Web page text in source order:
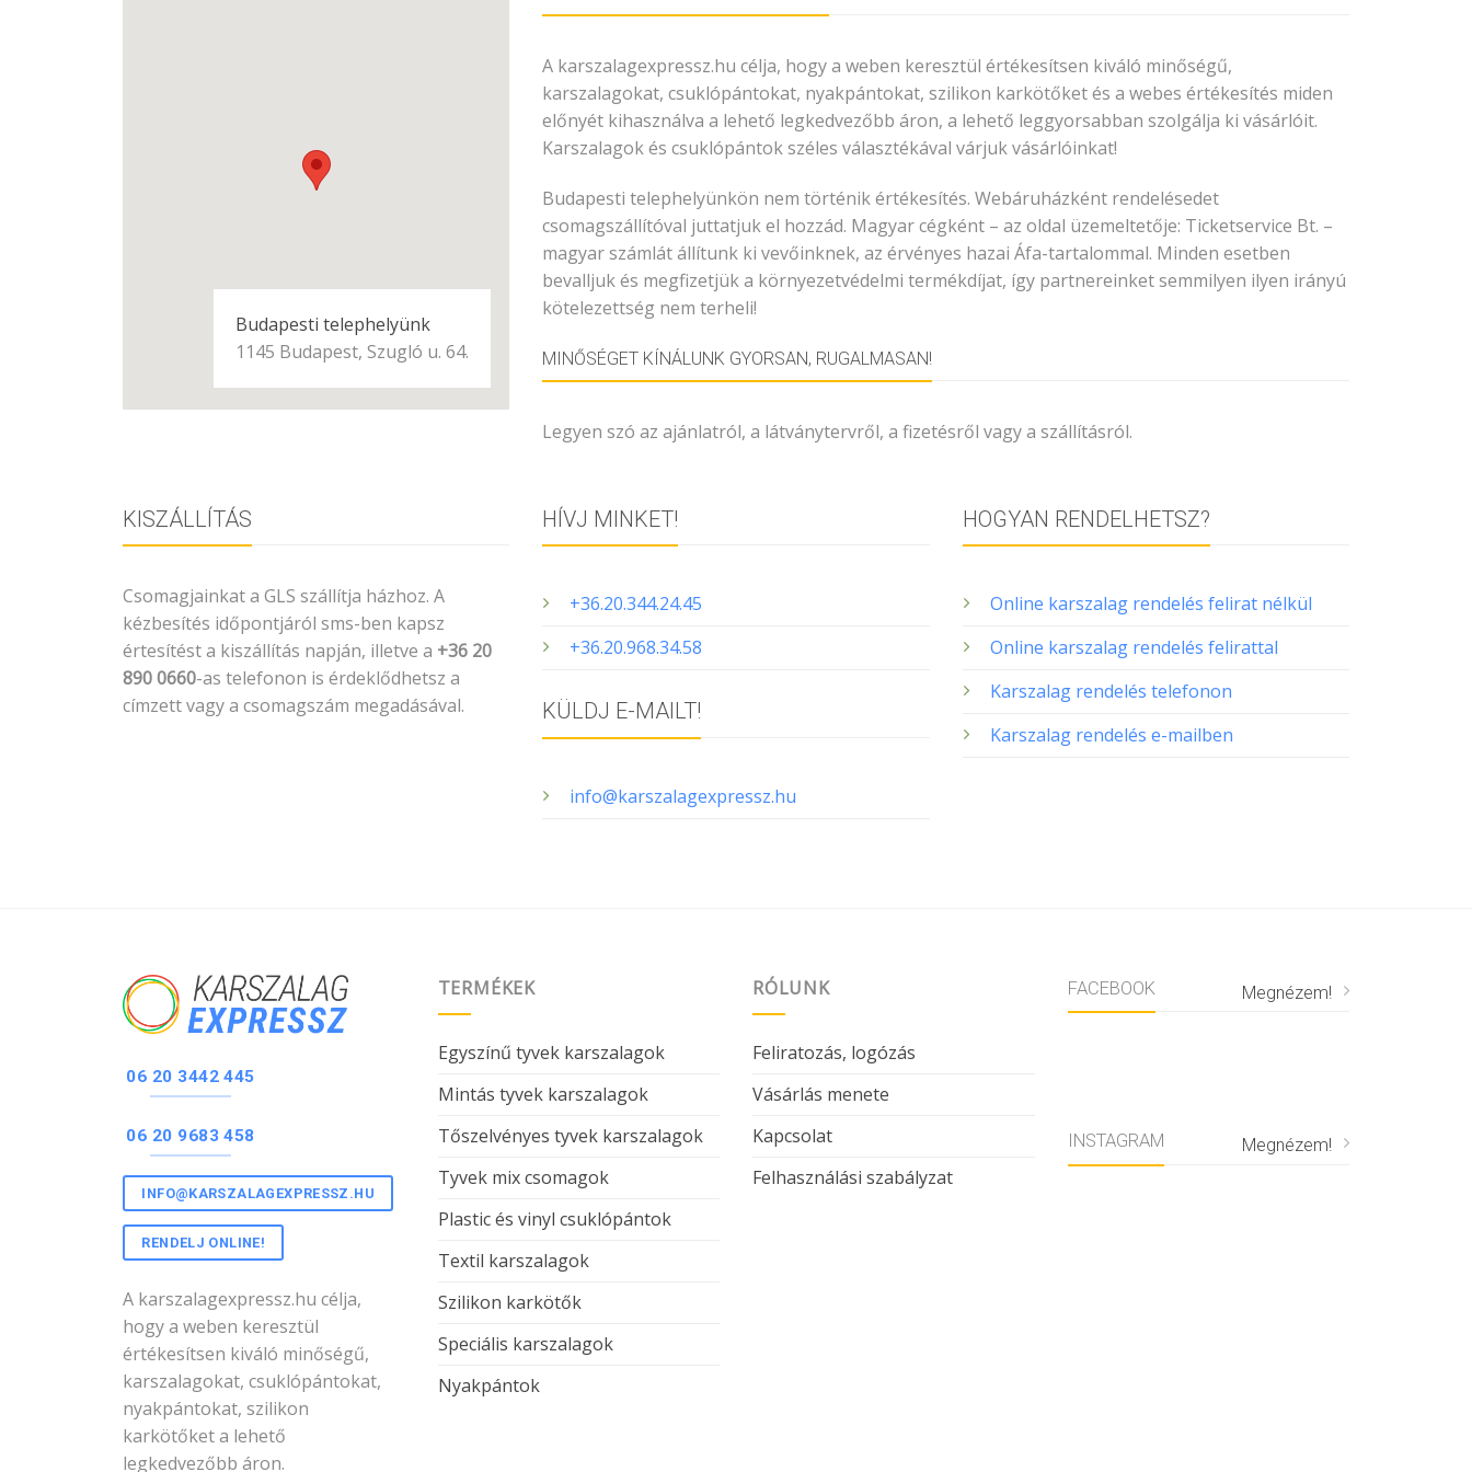
Budapesti telephelyünk
1145 Budapest, Szugló u. 64.
A karszalagexpressz.hu célja, hogy a weben keresztül értékesítsen kiváló minőségű,
karszalagokat, csuklópántokat, nyakpántokat, szilikon karkötőket és a webes értékesítés miden
előnyét kihasználva a lehető legkedvezőbb áron, a lehető leggyorsabban szolgálja ki vásárlóit.
Karszalagok és csuklópántok széles választékával várjuk vásárlóinkat!
Budapesti telephelyünkön nem történik értékesítés. Webáruházként rendelésedet
csomagszállítóval juttatjuk el hozzád. Magyar cégként – az oldal üzemeltetője: Ticketservice Bt. –
magyar számlát állítunk ki vevőinknek, az érvényes hazai Áfa-tartalommal. Minden esetben
bevalljuk és megfizetjük a környezetvédelmi termékdíjat, így partnereinket semmilyen ilyen irányú
kötelezettség nem terheli!
MINŐSÉGET KÍNÁLUNK GYORSAN, RUGALMASAN!
Legyen szó az ajánlatról, a látványtervről, a fizetésről vagy a szállításról.
KISZÁLLÍTÁS
Csomagjainkat a GLS szállítja házhoz. A
kézbesítés időpontjáról sms-ben kapsz
értesítést a kiszállítás napján, illetve a +36 20
890 0660-as telefonon is érdeklődhetsz a
címzett vagy a csomagszám megadásával.
HÍVJ MINKET!
+36.20.344.24.45
+36.20.968.34.58
KÜLDJ E-MAILT!
info@karszalagexpressz.hu
HOGYAN RENDELHETSZ?
Online karszalag rendelés felirat nélkül
Online karszalag rendelés felirattal
Karszalag rendelés telefonon
Karszalag rendelés e-mailben
06 20 3442 445
06 20 9683 458
INFO@KARSZALAGEXPRESSZ.HU
RENDELJ ONLINE!
A karszalagexpressz.hu célja,
hogy a weben keresztül
értékesítsen kiváló minőségű,
karszalagokat, csuklópántokat,
nyakpántokat, szilikon
karkötőket a lehető
legkedvezőbb áron.
TERMÉKEK
Egyszínű tyvek karszalagok
Mintás tyvek karszalagok
Tőszelvényes tyvek karszalagok
Tyvek mix csomagok
Plastic és vinyl csuklópántok
Textil karszalagok
Szilikon karkötők
Speciális karszalagok
Nyakpántok
RÓLUNK
Feliratozás, logózás
Vásárlás menete
Kapcsolat
Felhasználási szabályzat
FACEBOOK Megnézem!
INSTAGRAM Megnézem!